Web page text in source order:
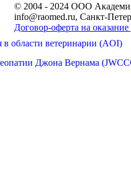
© 2004 - 2024 ООО
info@raomed.ru, Санкт-
Договор-оферта на оказание